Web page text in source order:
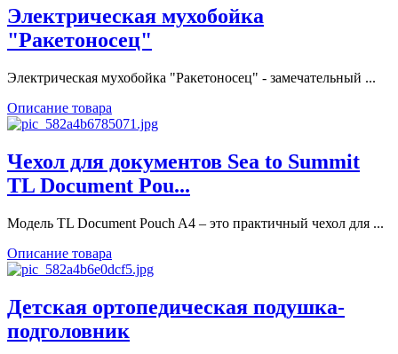
Электрическая мухобойка
"Ракетоносец"
Электрическая мухобойка "Ракетоносец" - замечательный ...
Описание товара
Чехол для документов Sea to Summit
TL Document Pou...
Модель TL Document Pouch A4 – это практичный чехол для ...
Описание товара
Детская ортопедическая подушка-
подголовник